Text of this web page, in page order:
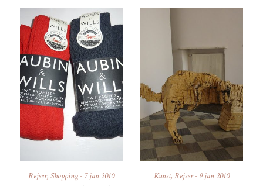
Rejser, Shopping- 7 jan 2010 Kunst,Rejser- 9 jan 2010